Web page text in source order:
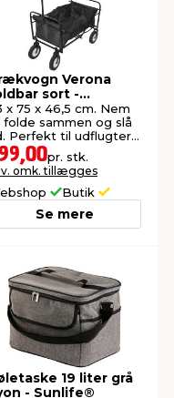
Verona
sort -
x 75 x 46,5 cm. Nem
folde sammen og slå
Perfekt til udflugter.
belastning: 70 kg.
pr. stk.
omk. tillægges
Butik
Se mere
19 liter grå
- Sunlife®